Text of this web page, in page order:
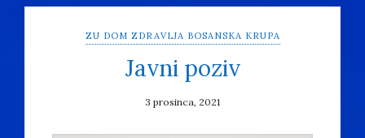
ZU DOM ZDRAVLJA BOSANSKA KRUPA
Javni poziv
3 prosinca, 2021